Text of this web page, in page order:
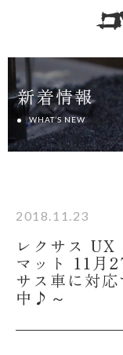
新着情報
WHAT’S NEW
2018.11.23
レクサス UX
マット 11月
サス車に対
中♪～